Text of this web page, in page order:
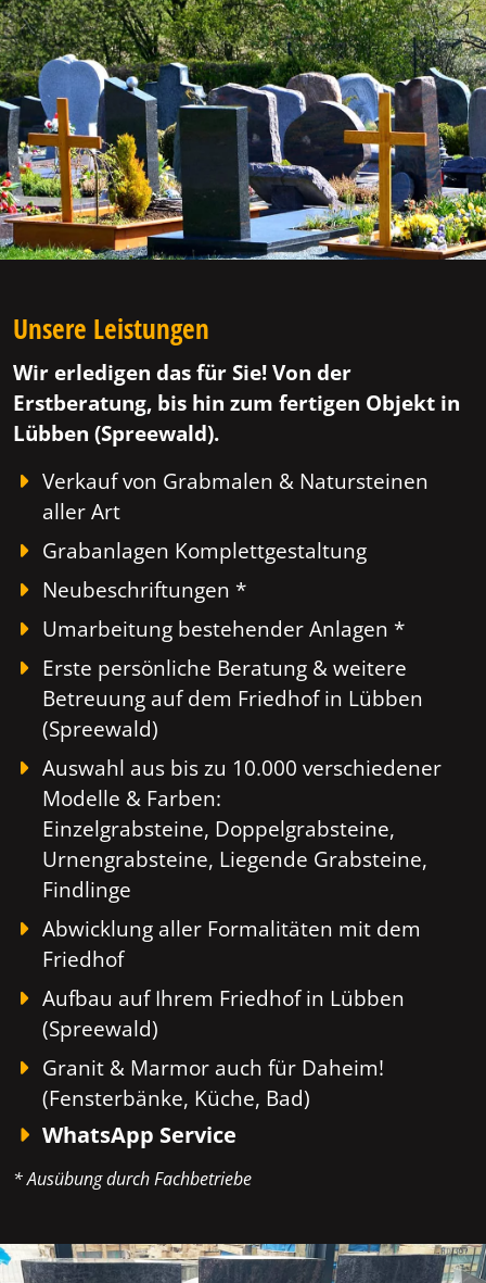
Unsere Leistungen
Wir erledigen das für Sie! Von der
Erstberatung, bis hin zum fertigen Objekt in
Lübben (Spreewald).
Verkauf von Grabmalen & Natursteinen
aller Art
Grabanlagen Komplettgestaltung
Neubeschriftungen *
Umarbeitung bestehender Anlagen *
Erste persönliche Beratung & weitere
Betreuung auf dem Friedhof in Lübben
(Spreewald)
Auswahl aus bis zu 10.000 verschiedener
Modelle & Farben:
Einzelgrabsteine, Doppelgrabsteine,
Urnengrabsteine, Liegende Grabsteine,
Findlinge
Abwicklung aller Formalitäten mit dem
Friedhof
Aufbau auf Ihrem Friedhof in Lübben
(Spreewald)
Granit & Marmor auch für Daheim!
(Fensterbänke, Küche, Bad)
WhatsApp Service
* Ausübung durch Fachbetriebe